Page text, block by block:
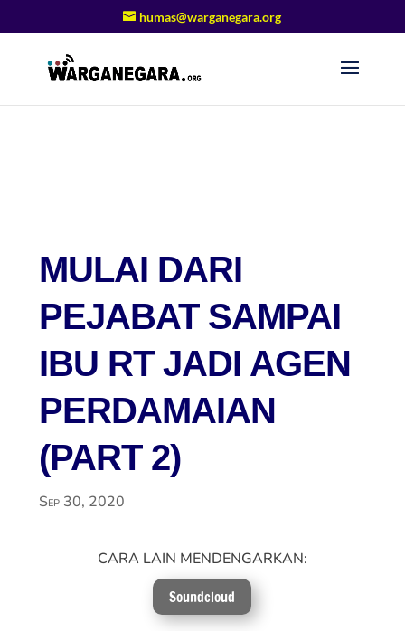
humas@warganegara.org
MULAI DARI
PEJABAT SAMPAI
IBU RT JADI AGEN
PERDAMAIAN
(PART 2)
Sep 30, 2020
CARA LAIN MENDENGARKAN:
Soundcloud